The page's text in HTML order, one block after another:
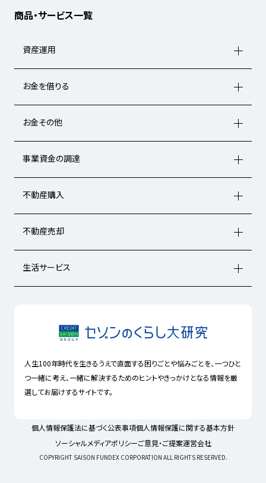
商品・サービス一覧
資産運用
お金を借りる
お金その他
事業資金の調達
不動産購入
不動産売却
生活サービス
人生100年時代を生きるうえで直面する困りごとや悩みごとを、一つひと
つ一緒に考え、一緒に解決するためのヒントやきっかけとなる情報を厳
選してお届けするサイトです。
個人情報保護法に基づく公表事項個人情報保護に関する基本方針
ソーシャルメディアポリシーご意見・ご提案運営会社
COPYRIGHT SAISON FUNDEX CORPORATION ALL RIGHTS RESERVED.